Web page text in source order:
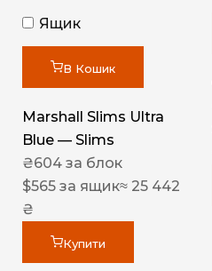
Ящик
В Кошик
Marshall Slims Ultra
Blue — Slims
₴604 за блок
$565 за ящик≈ 25 442
₴
Купити